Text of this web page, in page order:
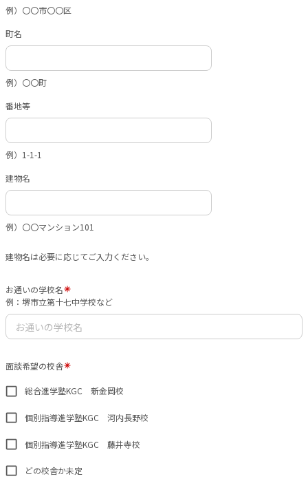
例）〇〇市〇〇区
町名
例）〇〇町
番地等
例）1-1-1
建物名
例）〇〇マンション101
建物名は必要に応じてご入力ください。
お通いの学校名
例：堺市立第十七中学校など
面談希望の校舎
総合進学塾KGC 新金岡校
個別指導進学塾KGC 河内長野校
個別指導進学塾KGC 藤井寺校
どの校舎か未定